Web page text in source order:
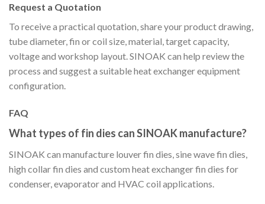
Request a Quotation
To receive a practical quotation, share your product drawing,
tube diameter, fin or coil size, material, target capacity,
voltage and workshop layout. SINOAK can help review the
process and suggest a suitable heat exchanger equipment
configuration.
FAQ
What types of fin dies can SINOAK manufacture?
SINOAK can manufacture louver fin dies, sine wave fin dies,
high collar fin dies and custom heat exchanger fin dies for
condenser, evaporator and HVAC coil applications.